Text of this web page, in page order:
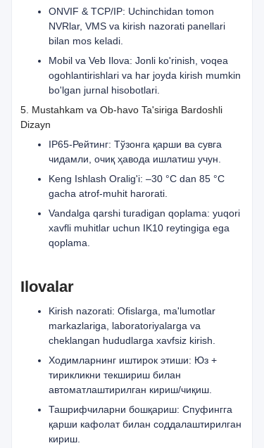
ONVIF & TCP/IP: Uchinchidan tomon
NVRlar, VMS va kirish nazorati panellari
bilan mos keladi.
Mobil va Veb Ilova: Jonli ko'rinish, voqea
ogohlantirishlari va har joyda kirish mumkin
bo'lgan jurnal hisobotlari.
5. Mustahkam va Ob-havo Ta'siriga Bardoshli
Dizayn
IP65-Рейтинг: Тўзонга қарши ва сувга
чидамли, очиқ ҳавода ишлатиш учун.
Keng Ishlash Oralig'i: –30 °C dan 85 °C
gacha atrof-muhit harorati.
Vandalga qarshi turadigan qoplama: yuqori
xavfli muhitlar uchun IK10 reytingiga ega
qoplama.
Ilovalar
Kirish nazorati: Ofislarga, ma'lumotlar
markazlariga, laboratoriyalarga va
cheklangan hududlarga xavfsiz kirish.
Ходимларнинг иштирок этиши: Юз +
тирикликни текшириш билан
автоматлаштирилган кириш/чиқиш.
Ташрифчиларни бошқариш: Спуфингга
қарши кафолат билан соддалаштирилган
кириш.